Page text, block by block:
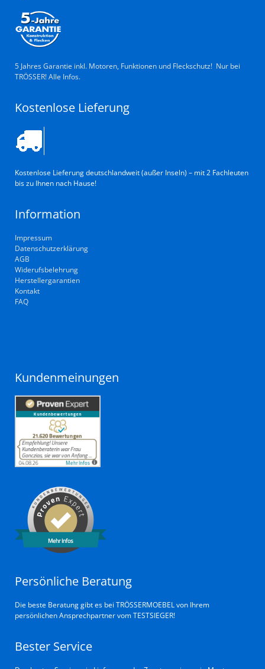
5 Jahres Garantie inkl. Motoren, Funktionen und Fleckschutz! Nur bei
TRÖSSER! Alle Infos.
Kostenlose Lieferung
Kostenlose Lieferung deutschlandweit (außer Inseln) – mit 2 Fachleuten
bis zu Ihnen nach Hause!
Information
Impressum
Datenschutzerklärung
AGB
Widerufsbelehrung
Herstellergarantien
Kontakt
FAQ
Kundenmeinungen
Mehr Infos
Persönliche Beratung
Die beste Beratung gibt es bei TRÖSSERMOEBEL von Ihrem
persönlichen Ansprechpartner vom TESTSIEGER!
Bester Service